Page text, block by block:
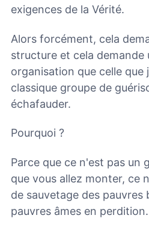
exigences de la Vérité.
Alors forcément, cela
structure et cela demande
organisation que celle que
classique groupe de
échafauder.
Pourquoi ?
Parce que ce n'est pas un
que vous allez monter, ce
de sauvetage des pauvres
pauvres âmes en